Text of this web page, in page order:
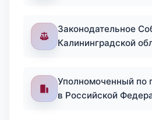
Законодательное
Калининградской
Уполномоченный по
в Российской